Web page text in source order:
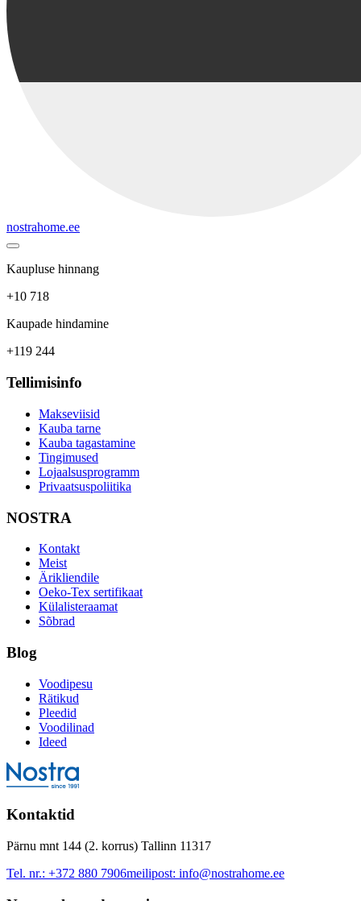
nostrahome.ee
Kaupluse hinnang
+10 718
Kaupade hindamine
+119 244
Tellimisinfo
Makseviisid
Kauba tarne
Kauba tagastamine
Tingimused
Lojaalsusprogramm
Privaatsuspoliitika
NOSTRA
Kontakt
Meist
Ärikliendile
Oeko-Tex sertifikaat
Külalisteraamat
Sõbrad
Blog
Voodipesu
Rätikud
Pleedid
Voodilinad
Ideed
Kontaktid
Pärnu mnt 144 (2. korrus) Tallinn 11317
Tel. nr.: +372 880 7906meilipost: info@nostrahome.ee